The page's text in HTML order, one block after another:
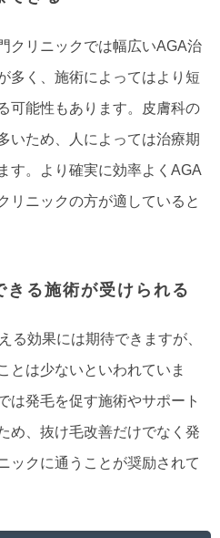
クリニックでは幅広いAGA治
多く、施術によってはより短
可能性もあります。皮膚科の
いため、人によっては治療期
す。より確実に効率よくAGA
リニックの方が適していると
る施術が受けられる
る効果には期待できますが、
とは少ないといわれていま
は発毛を促す施術やサポート
め、抜け毛改善だけでなく発
ックに通うことが奨励されて